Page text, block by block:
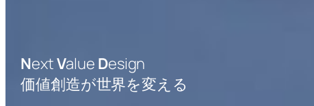
NextValue Design
価値創造が世界を変える